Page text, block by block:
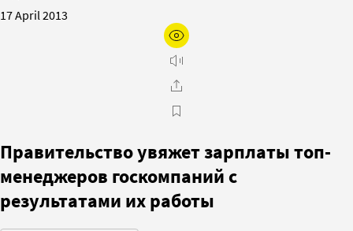
17 April 2013
Правительство увяжет зарплаты топ-
менеджеров госкомпаний с
результатами их работы